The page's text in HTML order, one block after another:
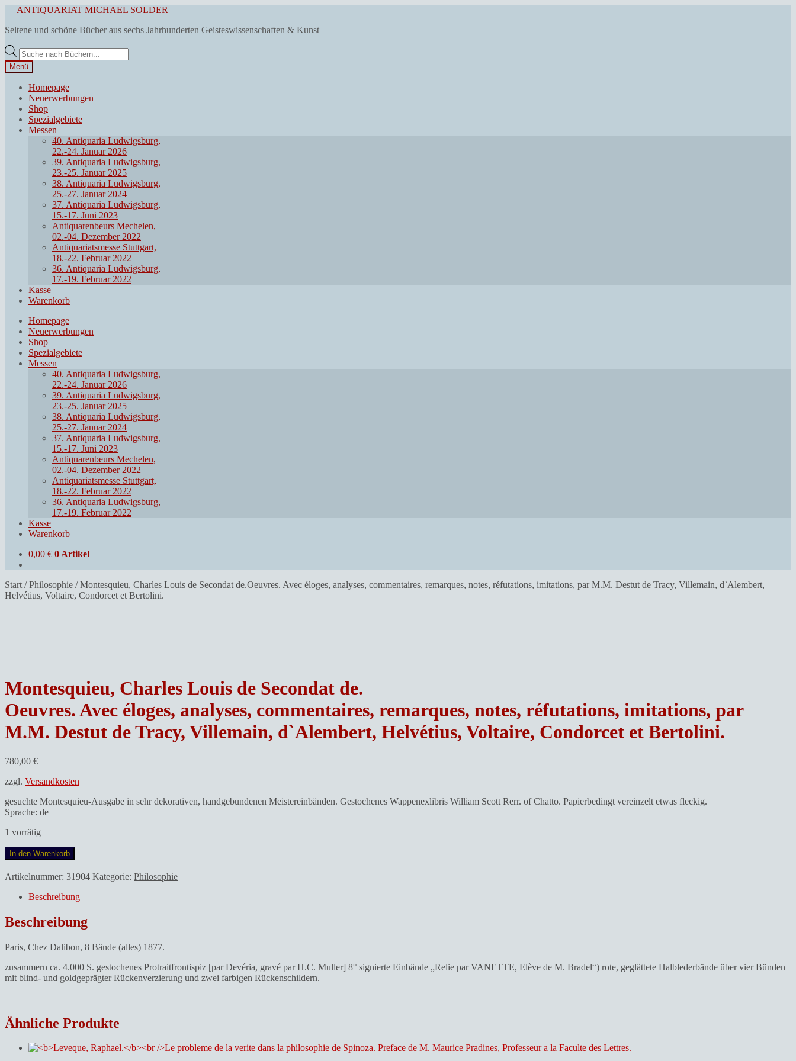
springen
Zum
springen
ANTIQUARIAT MICHAEL SOLDER
Seltene und schöne Bücher aus sechs Jahrhunderten Geisteswissenschaften & Kunst
Products
search
Menü
Homepage
Neuerwerbungen
Shop
Spezialgebiete
Messen
40. Antiquaria Ludwigsburg,
22.-24. Januar 2026
39. Antiquaria Ludwigsburg,
23.-25. Januar 2025
38. Antiquaria Ludwigsburg,
25.-27. Januar 2024
37. Antiquaria Ludwigsburg,
15.-17. Juni 2023
Antiquarenbeurs Mechelen,
02.-04. Dezember 2022
Antiquariatsmesse Stuttgart,
18.-22. Februar 2022
36. Antiquaria Ludwigsburg,
17.-19. Februar 2022
Kasse
Warenkorb
Homepage
Neuerwerbungen
Shop
Spezialgebiete
Messen
40. Antiquaria Ludwigsburg,
22.-24. Januar 2026
39. Antiquaria Ludwigsburg,
23.-25. Januar 2025
38. Antiquaria Ludwigsburg,
25.-27. Januar 2024
37. Antiquaria Ludwigsburg,
15.-17. Juni 2023
Antiquarenbeurs Mechelen,
02.-04. Dezember 2022
Antiquariatsmesse Stuttgart,
18.-22. Februar 2022
36. Antiquaria Ludwigsburg,
17.-19. Februar 2022
Kasse
Warenkorb
0,00 € 0 Artikel
Start /Philosophie /Montesquieu, Charles Louis de Secondat de.Oeuvres. Avec éloges, analyses, commentaires, remarques, notes, réfutations, imitations, par M.M. Destut de Tracy, Villemain, d`Alembert,
Helvétius, Voltaire, Condorcet et Bertolini.
Montesquieu, Charles Louis de Secondat de.
Oeuvres. Avec éloges, analyses, commentaires, remarques, notes, réfutations, imitations, par
M.M. Destut de Tracy, Villemain, d`Alembert, Helvétius, Voltaire, Condorcet et Bertolini.
780,00 €
zzgl. Versandkosten
gesuchte Montesquieu-Ausgabe in sehr dekorativen, handgebundenen Meistereinbänden. Gestochenes Wappenexlibris William Scott Rerr. of Chatto. Papierbedingt vereinzelt etwas fleckig.
Sprache: de
1 vorrätig
Montesquieu,
Charles
Louis
Secondat
Avec
éloges,
commentaires,
notes,
réfutations,
Destut
Villemain,
In den Warenkorb
Artikelnummer: 31904 Kategorie: Philosophie
Beschreibung
Beschreibung
Paris, Chez Dalibon, 8 Bände (alles) 1877.
zusammern ca. 4.000 S. gestochenes Protraitfrontispiz [par Devéria, gravé par H.C. Muller] 8° signierte Einbände „Relie par VANETTE, Elève de M. Bradel“) rote, geglättete Halblederbände über vier Bünden
mit blind- und goldgeprägter Rückenverzierung und zwei farbigen Rückenschildern.
Ähnliche Produkte